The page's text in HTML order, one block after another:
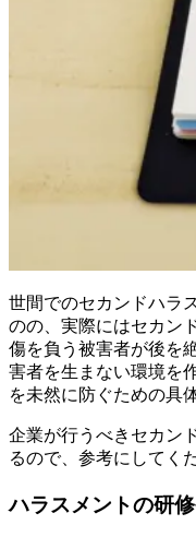
世間でのセカンドハラ
のの、実際にはセカン
傷を負う被害者が後を
害者を生まない環境を
を未然に防ぐための具
企業が行うべきセカン
るので、参考にしてく
ハラスメントの研